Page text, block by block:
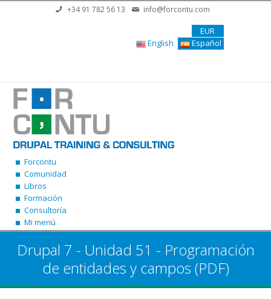
Pasar al contenido principal
+34 91 782 56 13 info@forcontu.com
EUR
English
Español
Forcontu
Comunidad
Libros
Formación
Consultoría
Mi menú
Drupal 7 - Unidad 51 - Programación
de entidades y campos (PDF)